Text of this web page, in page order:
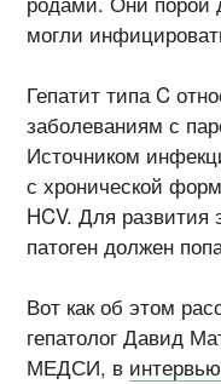
могли
Гепатит типа C
заболеваниям с
Источником
с хронической
HCV. Для развития
патоген должен
Вот как об этом
гепатолог Давид
МЕДСИ, в